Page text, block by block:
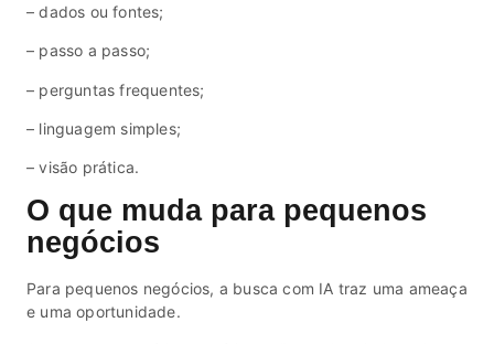
– dados ou fontes;
– passo a passo;
– perguntas frequentes;
– linguagem simples;
– visão prática.
O que muda para pequenos
negócios
Para pequenos negócios, a busca com IA traz uma ameaça
e uma oportunidade.